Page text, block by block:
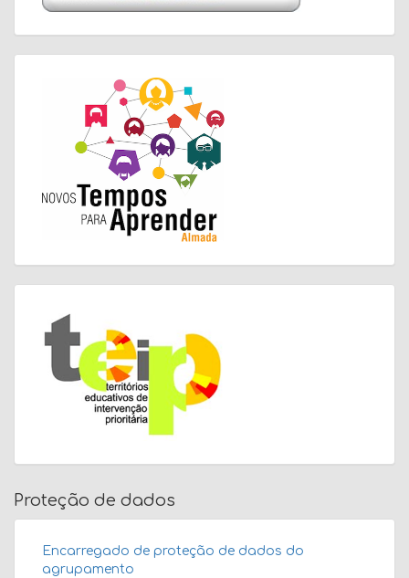
Proteção de dados
Encarregado de proteção de dados do
agrupamento